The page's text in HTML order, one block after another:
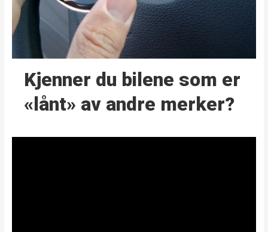
Kjenner du bilene som er
«lånt» av andre merker?